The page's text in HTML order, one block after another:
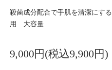
殺菌成分配合で手肌を清潔にす
用 大容量
9,000円(税込9,900円)